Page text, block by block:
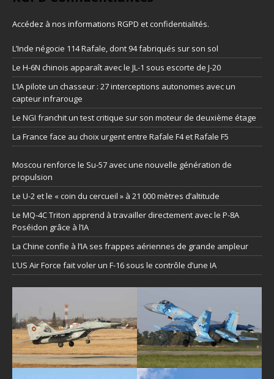
Accédez à nos informations RGPD et confidentialités.
L’Inde négocie 114 Rafale, dont 94 fabriqués sur son sol
Le H-6N chinois apparaît avec le JL-1 sous escorte de J-20
L’IA pilote un chasseur : 27 interceptions autonomes avec un
capteur infrarouge
Le NGI franchit un test critique sur son moteur de deuxième étage
La France face au choix urgent entre Rafale F4 et Rafale F5
Moscou renforce le Su-57 avec une nouvelle génération de
propulsion
Le U-2 et le « coin du cercueil » à 21 000 mètres d’altitude
Le MQ-4C Triton apprend à travailler directement avec le P-8A
Poséidon grâce à l’IA
La Chine confie à l’IA ses frappes aériennes de grande ampleur
L’US Air Force fait voler un F-16 sous le contrôle d’une IA